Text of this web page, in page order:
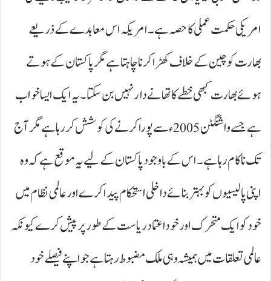
امریکی حکمت عملی کا حصہ ہے۔ امریکہ اس معاہدے کے ذریعے
بھارت کو چین کے خلاف کھڑا کرنا چاہتا ہے مگر پاکستان کے ہوتے
ہوئے بھارت کبھی خطے کا تھانے دار نہیں بن سکتا۔ یہ ایک ایسا خواب
ہے جسے واشنگٹن 2005ء سے پورا کرنے کی کوشش کر رہا ہے مگر آج
تک ناکام رہا ہے۔ اس کے باوجود پاکستان کے لیے یہ موقع ہے کہ وہ
اپنی پالیسیوں کو بہتر بنائے داخلی استحکام پیدا کرے اور عالمی نظام میں
خود کو ایک متحرک اور خوداعتماد ریاست کے طور پر پیش کرے کیونکہ
عالمی تعلقات میں ہمیشہ وہی ملک مضبوط رہتا ہے جو اپنے فیصلے خود